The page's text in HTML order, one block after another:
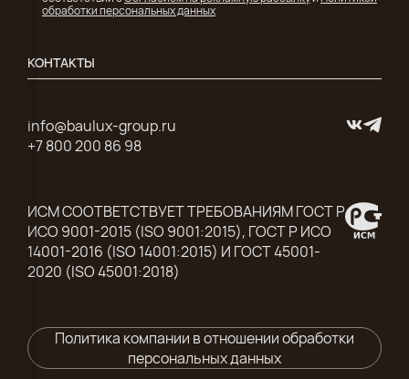
обработки персональных данных
КОНТАКТЫ
info@baulux-group.ru
+7 800 200 86 98
ИСМ СООТВЕТСТВУЕТ ТРЕБОВАНИЯМ ГОСТ Р
ИСО 9001-2015 (ISO 9001:2015), ГОСТ Р ИСО
14001-2016 (ISO 14001:2015) И ГОСТ 45001-
2020 (ISO 45001:2018)
Политика компании в отношении обработки
персональных данных